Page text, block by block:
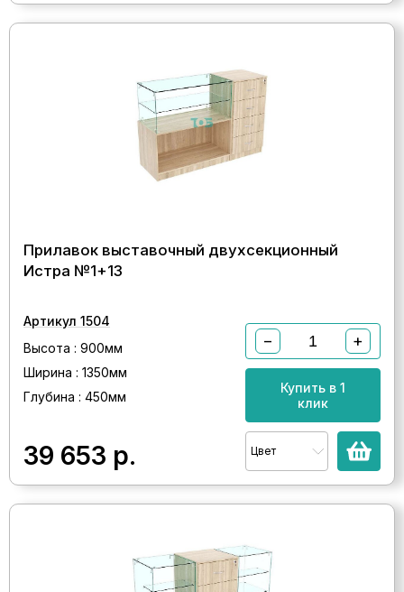
Прилавок выставочный двухсекционный
Истра №1+13
Артикул 1504
Высота : 900мм
Ширина : 1350мм
Глубина : 450мм
39 653 р.
− +
Купить в 1
клик
Цвет